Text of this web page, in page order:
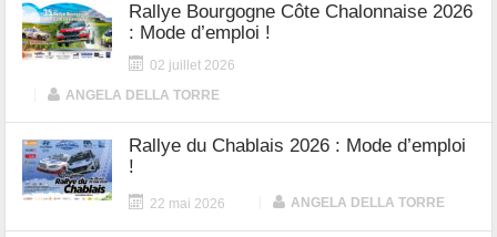
Rallye Bourgogne Côte Chalonnaise 2026
: Mode d’emploi !
02 juillet 2026
ANGELA DELLA TORRE
Rallye du Chablais 2026 : Mode d’emploi
!
22 mai 2026 ANGELA DELLA TORRE